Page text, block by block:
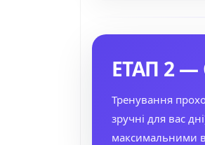
ЕТАП 2 —
Тренування
зручні для вас
максимальними